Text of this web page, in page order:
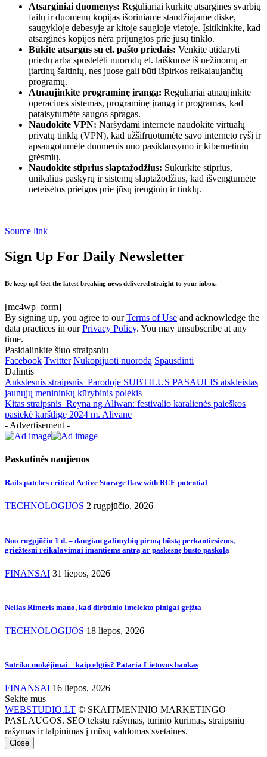
Atsarginiai duomenys: Reguliariai kurkite atsargines svarbių
failų ir duomenų kopijas išoriniame standžiajame diske,
saugykloje debesyje ar kitoje saugioje vietoje. Įsitikinkite, kad
atsarginės kopijos nėra prijungtos prie jūsų tinklo.
Būkite atsargūs su el. pašto priedais: Venkite atidaryti
priedų arba spustelėti nuorodų el. laiškuose iš nežinomų ar
įtartinų šaltinių, nes juose gali būti išpirkos reikalaujančių
programų.
Atnaujinkite programinę įrangą: Reguliariai atnaujinkite
operacines sistemas, programinę įrangą ir programas, kad
pataisytumėte saugos spragas.
Naudokite VPN: Naršydami internete naudokite virtualų
privatų tinklą (VPN), kad užšifruotumėte savo interneto ryšį ir
apsaugotumėte duomenis nuo pasiklausymo ir kibernetinių
grėsmių.
Naudokite stiprius slaptažodžius: Sukurkite stiprius,
unikalius paskyrų ir sistemų slaptažodžius, kad išvengtumėte
neteisėtos prieigos prie jūsų įrenginių ir tinklų.
Source link
Sign Up For Daily Newsletter
Be keep up! Get the latest breaking news delivered straight to your inbox.
[mc4wp_form]
By signing up, you agree to ourTerms of Use and acknowledge the
data practices in ourPrivacy Policy. You may unsubscribe at any
time.
Pasidalinkite šiuo straipsniu
Facebook Twitter Nukopijuoti nuorodą Spausdinti
Dalintis
Ankstesnis straipsnis Parodoje SUBTILUS PASAULIS atskleistas
jaunųjų menininkų kūrybinis polėkis
Kitas straipsnis Reyna ng Aliwan: festivalio karalienės paieškos
pasiekė karštligę 2024 m. Alivane
- Advertisement -
Paskutinės naujienos
Rails patches critical Active Storage flaw with RCE potential
TECHNOLOGIJOS 2 rugpjūčio, 2026
Nuo rugpjūčio 1 d. – daugiau galimybių pirmą būstą perkantiesiems,
griežtesni reikalavimai imantiems antrą ar paskesnę būsto paskolą
FINANSAI 31 liepos, 2026
Neilas Rimeris mano, kad dirbtinio intelekto pinigai grįžta
TECHNOLOGIJOS 18 liepos, 2026
Sutriko mokėjimai – kaip elgtis? Pataria Lietuvos bankas
FINANSAI 16 liepos, 2026
Sekite mus
WEBSTUDIO.LT © SKAITMENINIO MARKETINGO
PASLAUGOS. SEO tekstų rašymas, turinio kūrimas, straipsnių
rašymas ir talpinimas į mūsų valdomas svetaines.
Close